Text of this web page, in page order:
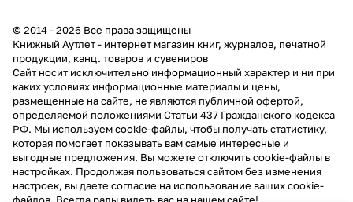
© 2014 - 2026 Все права защищены
Книжный Аутлет - интернет магазин книг, журналов, печатной
продукции, канц. товаров и сувениров
Cайт носит исключительно информационный характер и ни при
каких условиях информационные материалы и цены,
размещенные на сайте, не являются публичной офертой,
определяемой положениями Статьи 437 Гражданского кодекса
РФ. Мы используем cookie-файлы, чтобы получать статистику,
которая помогает показывать вам самые интересные и
выгодные предложения. Вы можете отключить cookie-файлы в
настройках. Продолжая пользоваться сайтом без изменения
настроек, вы даете согласие на использование ваших cookie-